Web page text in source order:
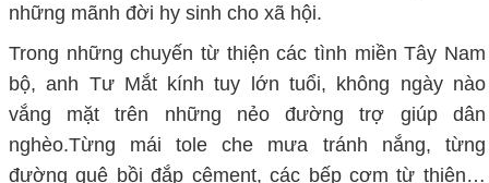
những mãnh đời hy sinh cho xã hội.
Trong những chuyến từ thiện các tình miền Tây Nam
bộ, anh Tư Mắt kính tuy lớn tuổi, không ngày nào
vắng mặt trên những nẻo đường trợ giúp dân
nghèo.Từng mái tole che mưa tránh nắng, từng
đường quê bồi đắp cêment, các bếp cơm từ thiện…